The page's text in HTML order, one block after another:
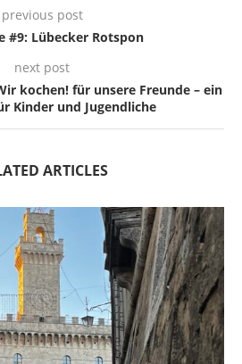
previous post
#9: Lübecker Rotspon
next post
kochen! für unsere Freunde – ein
Kinder und Jugendliche
ARTICLES